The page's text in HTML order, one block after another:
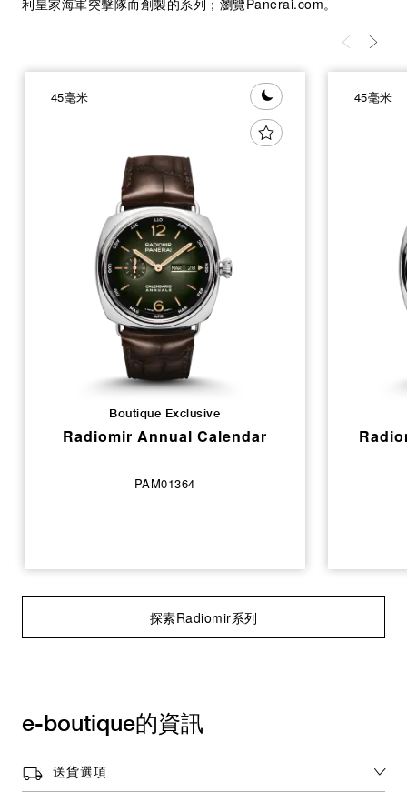
45毫米
Boutique Exclusive
Radiomir Annual Calendar
PAM01364
45毫米
探索Radiomir系列
e-boutique的資訊
送貨選項